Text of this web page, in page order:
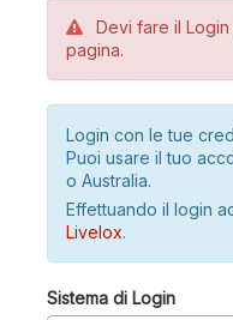
Devi fare il
pagina.
Login con le tue
Puoi usare il tuo
o Australia.
Effettuando il login
Livelox.
Sistema di Login